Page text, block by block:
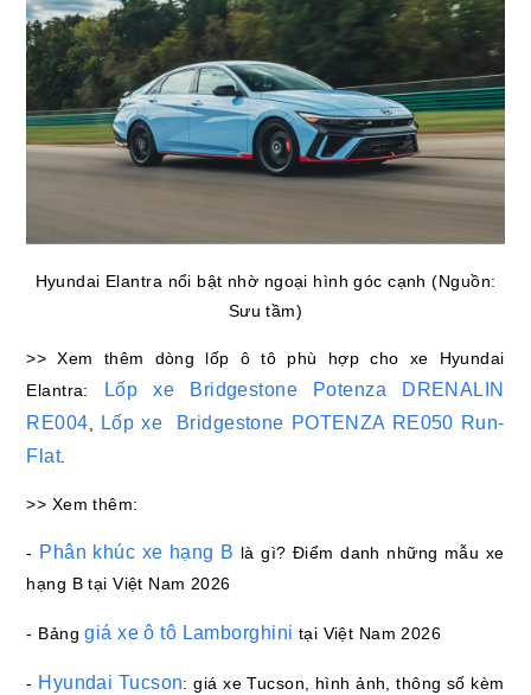
Hyundai Elantra nổi bật nhờ ngoại hình góc cạnh (Nguồn:
Sưu tầm)
>> Xem thêm dòng lốp ô tô phù hợp cho xe Hyundai
Elantra:
Lốp xe Bridgestone Potenza DRENALIN
RE004
Lốp xe Bridgestone POTENZA RE050 Run-
Flat.
>> Xem thêm:
- Phân khúc xe hạng B là gì? Điểm danh những mẫu xe
hạng B tại Việt Nam 2026
- Bảnggiá xe ô tô Lamborghini tại Việt Nam 2026
- Hyundai Tucson: giá xe Tucson, hình ảnh, thông số kèm